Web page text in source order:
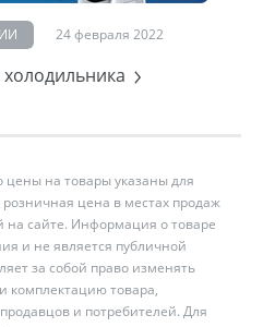
24 февраля 2022
холодильника
на товары указаны для
цена в местах продаж
на сайте. Информация о товаре
и не является публичной
за собой право изменять
комплектацию товара,
и потребителей. Для